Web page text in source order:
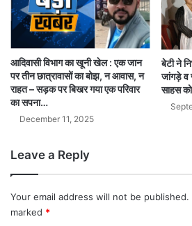
आदिवासी विभाग का खूनी खेल : एक जान
पर तीन छात्रावासों का बोझ, न आवास, न
राहत – सड़क पर बिखर गया एक परिवार
का सपना…
December 11, 2025
बेटी ने
जांगड़े व
साहस
Leave a Reply
Your email address will not be published.
marked *